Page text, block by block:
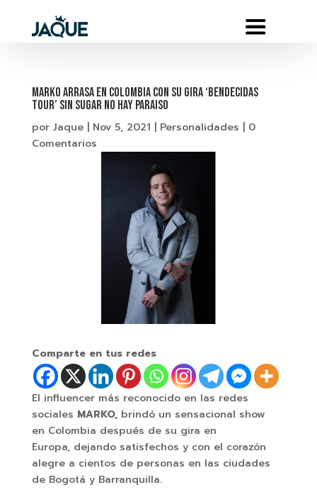
MARKO ARRASA EN COLOMBIA CON SU GIRA ‘BENDECIDAS
TOUR’ SIN SUGAR NO HAY PARAISO
por Jaque| Nov 5, 2021 Personalidades
0
Comentarios
Comparte en tus redes
El influencer más reconocido en las redes
sociales MARKO,brindó un sensacional show
en Colombia después de su gira en
Europa, dejando satisfechos y con el corazón
alegre a cientos de personas en las ciudades
de Bogotá y Barranquilla.